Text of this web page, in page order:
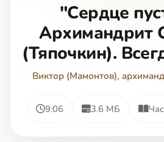
"Сердце
Архимандрит
(Тяпочкин).
Виктор (Мамонтов),
9:06 3.6 МБ